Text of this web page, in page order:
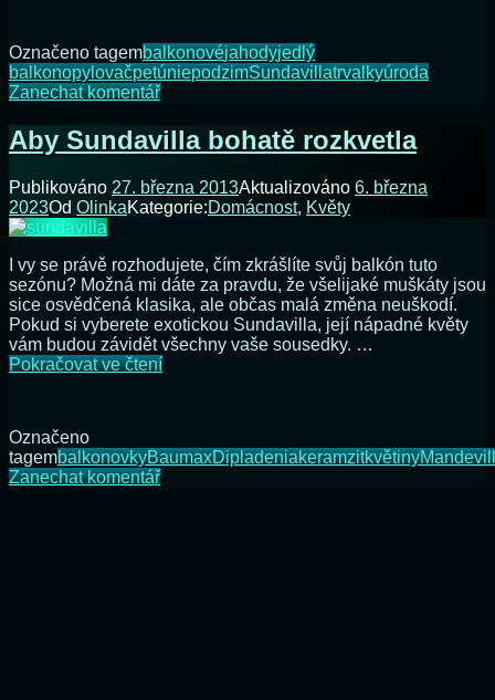
Označeno tagembalkonovéjahodyjedlý
balkonopylovačpetúniepodzimSundavillatrvalkyúroda
Zanechat komentářna
podzimní
„jedlý“
Aby Sundavilla bohatě rozkvetla
Publikováno 27. března 2013Aktualizováno 6. března
2023Od OlinkaKategorie:Domácnost, Květy
I vy se právě rozhodujete, čím zkrášlíte svůj balkón tuto
sezónu? Možná mi dáte za pravdu, že všelijaké muškáty jsou
sice osvědčená klasika, ale občas malá změna neuškodí.
Pokud si vyberete exotickou Sundavilla, její nápadné květy
vám budou závidět všechny vaše sousedky. …
Pokračovat ve čteníAby
Označeno
tagembalkonovkyBaumaxDipladeniakeramzitkvětiny
Zanechat komentářna